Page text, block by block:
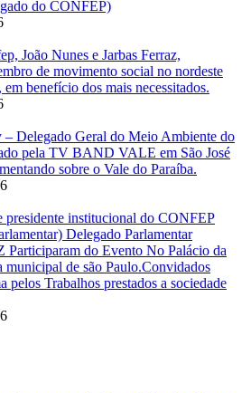
do CONFEP)
João Nunes e Jarbas Ferraz,
de movimento social no nordeste
benefício dos mais necessitados.
Delegado Geral do Meio Ambiente do
pela TV BAND VALE em São José
sobre o Vale do Paraíba.
presidente institucional do CONFEP
Delegado Parlamentar
do Evento No Palácio da
municipal de são Paulo.Convidados
pelos Trabalhos prestados a sociedade